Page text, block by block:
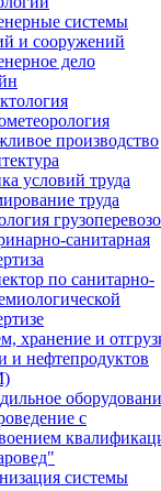
системы
и сооружений
дело
производство
условий труда
труда
санитарная
по санитарно-
хранение и
и нефтепродуктов
с
системы